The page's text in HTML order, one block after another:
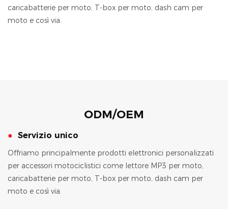
caricabatterie per moto, T-box per moto, dash cam per
moto e così via.
ODM/OEM
● Servizio unico
Offriamo principalmente prodotti elettronici personalizzati
per accessori motociclistici come lettore MP3 per moto,
caricabatterie per moto, T-box per moto, dash cam per
moto e così via.